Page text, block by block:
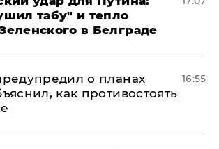
табу" и тепло
в Белграде
о планах
как противостоять
16:55